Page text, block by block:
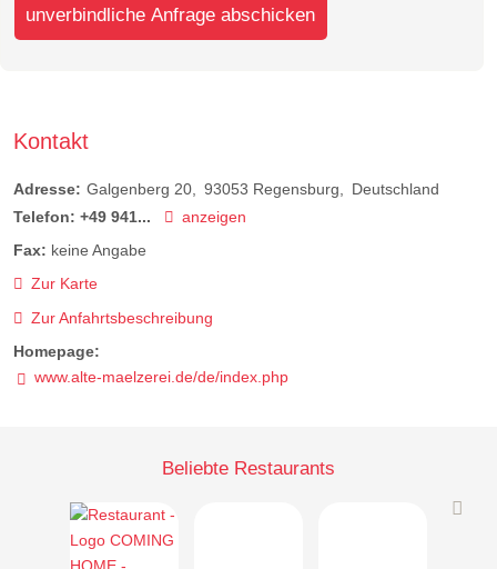
unverbindliche Anfrage abschicken
Kontakt
Adresse: Galgenberg 20 93053 Regensburg
Deutschland
Telefon: +49 941...
anzeigen
Fax: keine Angabe
Zur Karte
Zur Anfahrtsbeschreibung
Homepage:
www.alte-maelzerei.de/de/index.php
Beliebte Restaurants